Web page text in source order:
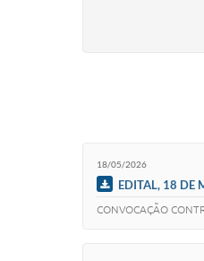
18/05/2026
EDITAL, 18 DE
CONVOCAÇÃO